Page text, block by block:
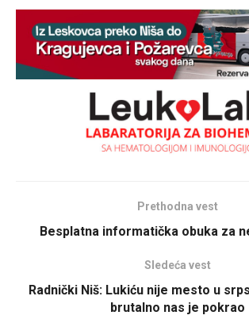
Prethodna vest
Besplatna informatička obuka za
Sledeća vest
Radnički Niš: Lukiću nije mesto u
brutalno nas je pokrao